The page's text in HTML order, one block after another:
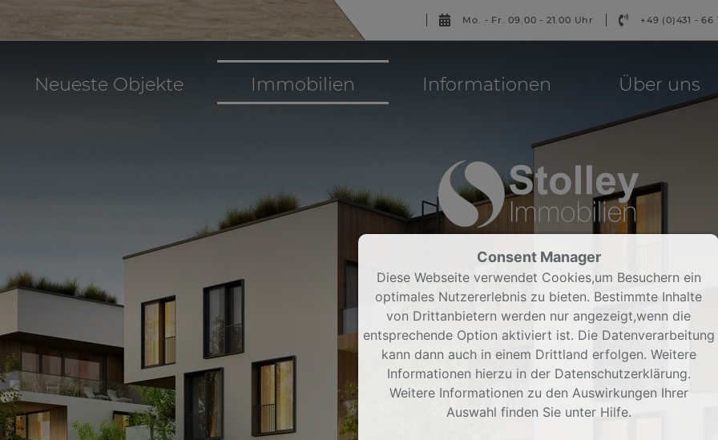
Mo. - Fr. 09.00 - 21.00 Uhr +49 (0)431 - 66
Neueste Objekte Immobilien Informationen Über uns
Consent Manager
Diese Webseite verwendet Cookies,um Besuchern ein
optimales Nutzererlebnis zu bieten. Bestimmte Inhalte
von Drittanbietern werden nur angezeigt,wenn die
entsprechende Option aktiviert ist. Die Datenverarbeitung
kann dann auch in einem Drittland erfolgen. Weitere
Informationen hierzu in der Datenschutzerklärung.
Weitere Informationen zu den Auswirkungen Ihrer
Auswahl finden Sie unter Hilfe.